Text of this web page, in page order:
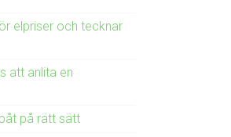
elpriser och tecknar
att anlita en
på rätt sätt